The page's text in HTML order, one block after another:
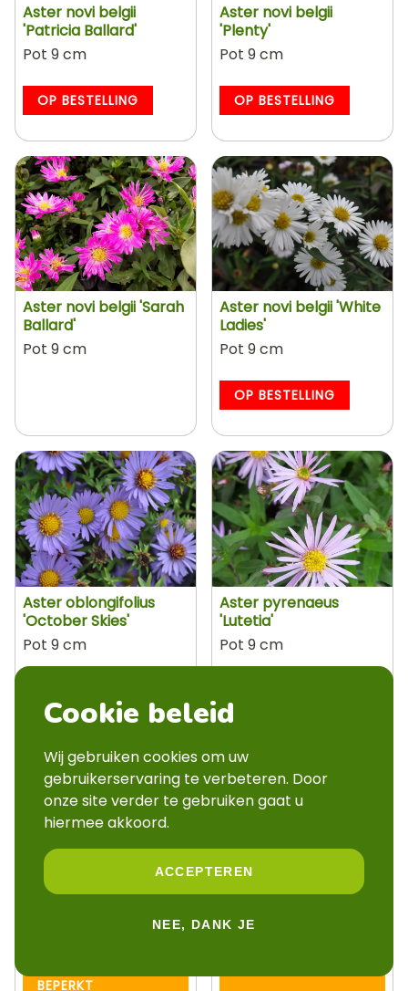
Aster novi belgii
'Patricia Ballard'
Pot 9 cm
OP BESTELLING
Aster novi belgii
'Plenty'
Pot 9 cm
OP BESTELLING
Aster novi belgii 'Sarah
Ballard'
Pot 9 cm
Aster novi belgii 'White
Ladies'
Pot 9 cm
OP BESTELLING
Aster oblongifolius
'October Skies'
Pot 9 cm
Aster pyrenaeus
'Lutetia'
Pot 9 cm
Aster radula 'August
BEPERKT
Aster sedifolius 'Nanus'
Pot 9 cm
Cookie beleid
Wij gebruiken cookies om uw
gebruikerservaring te verbeteren. Door
onze site verder te gebruiken gaat u
hiermee akkoord.
ACCEPTEREN
NEE, DANK JE